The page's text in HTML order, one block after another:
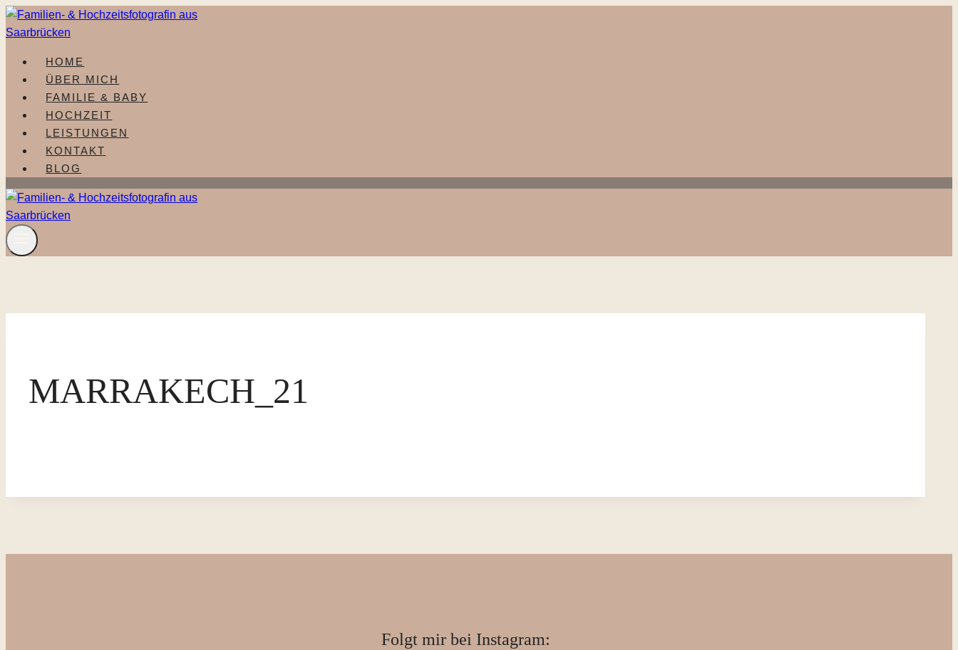
Zum
Inhalt
HOME
ÜBER MICH
FAMILIE & BABY
HOCHZEIT
LEISTUNGEN
KONTAKT
BLOG
MARRAKECH_21
Folgt mir bei Instagram: